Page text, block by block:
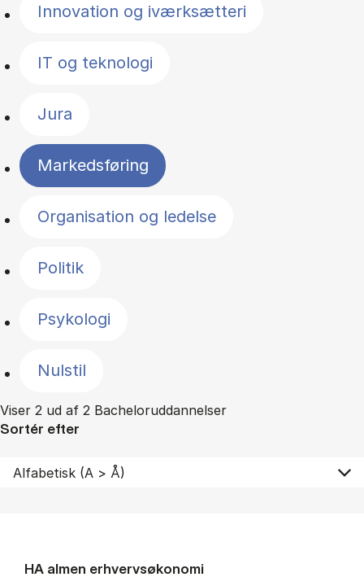
Innovation og iværksætteri
IT og teknologi
Jura
Markedsføring
Organisation og ledelse
Politik
Psykologi
Nulstil
Viser 2 ud af 2 Bacheloruddannelser
Sortér efter
HA al­men erhvervs­økonomi